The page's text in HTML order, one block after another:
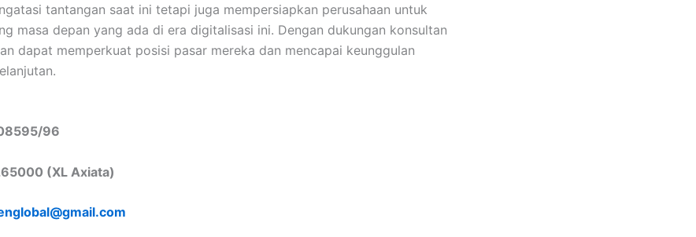
tantangan saat ini tetapi juga mempersiapkan perusahaan untuk
masa depan yang ada di era digitalisasi ini. Dengan dukungan konsultan
dapat memperkuat posisi pasar mereka dan mencapai keunggulan
96
(XL Axiata)